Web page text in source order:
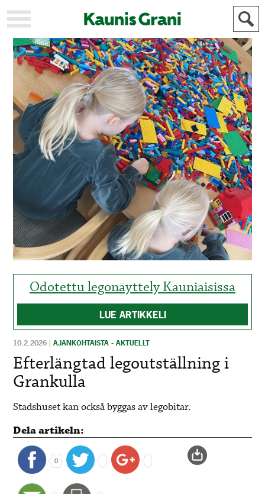
KAUPUNKI
STADEN
AJANKOHTAISTA
AKTUELLT
URHEILU
IDROTT
KULTTUURI
KULTUR
HISTORIA
HISTORIA
YLEINEN
ALLMÄN
MAINOSTAJILLE
FÖR
ANNONSÖRER
Odotettu legonäyttely Kauniaisissa
LUE ARTIKKELI
10.2.2026 |AJANKOHTAISTA - AKTUELLT
Efterlängtad legoutställning i
Grankulla
Stadshuset kan också byggas av legobitar.
Dela artikeln:
0